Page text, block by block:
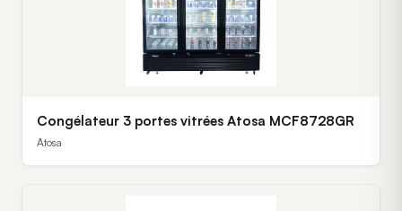
Congélateur 3 portes vitrées Atosa MCF8728GR
Atosa